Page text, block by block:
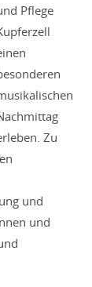
Pflege
Zu
und
und